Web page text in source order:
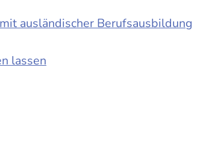
ausländischer Berufsausbildung
lassen